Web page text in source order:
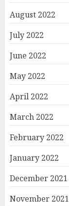
August 2022
July 2022
June 2022
May 2022
April 2022
March 2022
February 2022
January 2022
December 2021
November 2021